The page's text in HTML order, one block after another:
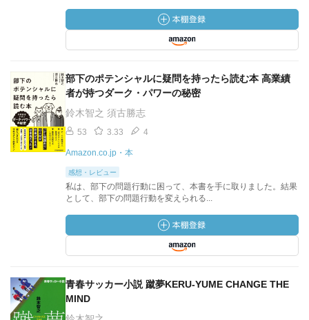
部下のポテンシャルに疑問を持ったら読む本 高業績
者が持つダーク・パワーの秘密
鈴木智之 須古勝志
53 3.33 4
Amazon.co.jp・本
感想・レビュー
私は、部下の問題行動に困って、本書を手に取りました。結果
として、部下の問題行動を変えられる...
青春サッカー小説 蹴夢KERU‐YUME CHANGE THE
MIND